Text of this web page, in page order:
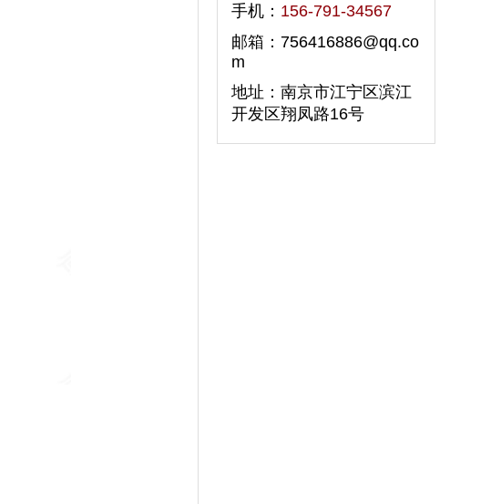
手机： 156-791-34567
邮箱：756416886@qq.co
m
地址：南京市江宁区滨江
开发区翔凤路16号